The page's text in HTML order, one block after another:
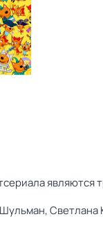
являются
Светлана